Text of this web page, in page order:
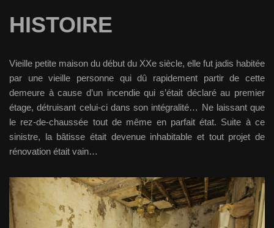
HISTOIRE
Vieille petite maison du début du XXe siècle, elle fut jadis habitée
par une vieille personne qui dû rapidement partir de cette
demeure à cause d’un incendie qui s’était déclaré au premier
étage, détruisant celui-ci dans son intégralité… Ne laissant que
le rez-de-chaussée tout de même en parfait état. Suite à ce
sinistre, la bâtisse était devenue inhabitable et tout projet de
rénovation était vain…